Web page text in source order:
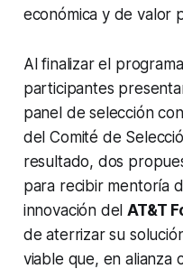
económica y de valor
Al finalizar el programa
participantes
panel de selección
del Comité de
resultado, dos
para recibir mentoría
innovación delAT&T
de aterrizar su
viable que, en alianza